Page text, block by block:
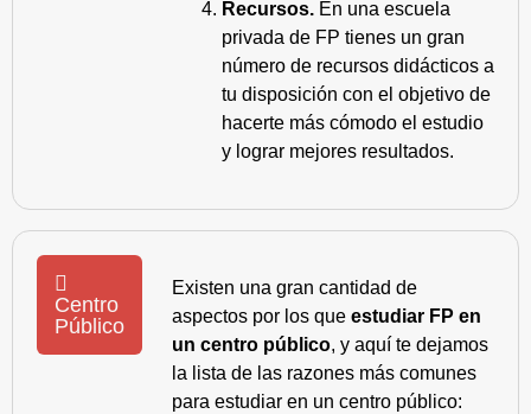
Recursos. En una escuela
privada de FP tienes un gran
número de recursos didácticos a
tu disposición con el objetivo de
hacerte más cómodo el estudio
y lograr mejores resultados.
Centro
Público
Existen una gran cantidad de
aspectos por los que estudiar FP en
un centro público, y aquí te dejamos
la lista de las razones más comunes
para estudiar en un centro público: